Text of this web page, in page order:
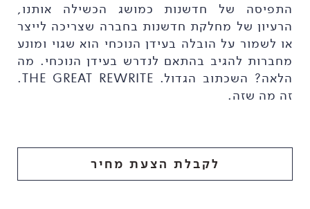
התפיסה של חדשנות כמושג הכשילה אותנו,
הרעיון של מחלקת חדשנות בחברה שצריכה לייצר
או לשמור על הובלה בעידן הנוכחי הוא שגוי ומונע
מחברות להגיב בהתאם לנדרש בעידן הנוכחי. מה
הלאה? השכתוב הגדול. THE GREAT REWRITE.
זה מה שזה.
לקבלת הצעת מחיר